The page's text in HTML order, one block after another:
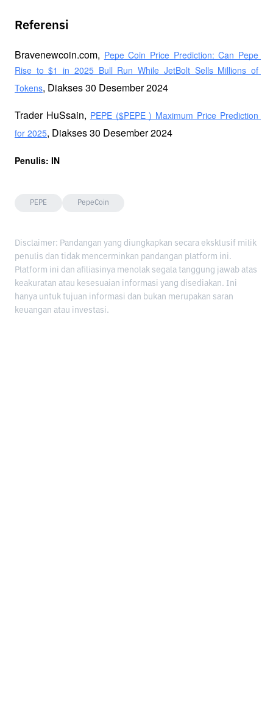
Referensi
Bravenewcoin.com, Pepe Coin Price Prediction: Can Pepe
Rise to $1 in 2025 Bull Run While JetBolt Sells Millions of
Tokens, Diakses 30 Desember 2024
Trader HuSsain, PEPE ($PEPE ) Maximum Price Prediction
for 2025, Diakses 30 Desember 2024
Penulis: IN
PEPE PepeCoin
Disclaimer: Pandangan yang diungkapkan secara eksklusif milik
penulis dan tidak mencerminkan pandangan platform ini.
Platform ini dan afiliasinya menolak segala tanggung jawab atas
keakuratan atau kesesuaian informasi yang disediakan. Ini
hanya untuk tujuan informasi dan bukan merupakan saran
keuangan atau investasi.